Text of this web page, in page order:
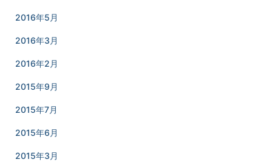
2016年5月
2016年3月
2016年2月
2015年9月
2015年7月
2015年6月
2015年3月